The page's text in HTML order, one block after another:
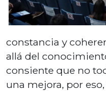
constancia y
allá del
consiente que no
una mejora, por